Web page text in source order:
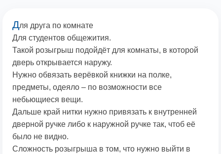
Для друга по комнате
Для студентов общежития.
Такой розыгрыш подойдёт для комнаты, в которой
дверь открывается наружу.
Нужно обвязать верёвкой книжки на полке,
предметы, одеяло – по возможности все
небьющиеся вещи.
Дальше край нитки нужно привязать к внутренней
дверной ручке либо к наружной ручке так, чтоб её
было не видно.
Сложность розыгрыша в том, что нужно выйти в